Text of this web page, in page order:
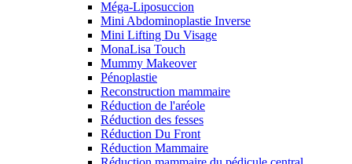
Méga-Liposuccion
Mini Abdominoplastie Inverse
Mini Lifting Du Visage
MonaLisa Touch
Mummy Makeover
Pénoplastie
Reconstruction mammaire
Réduction de l'aréole
Réduction des fesses
Réduction Du Front
Réduction Mammaire